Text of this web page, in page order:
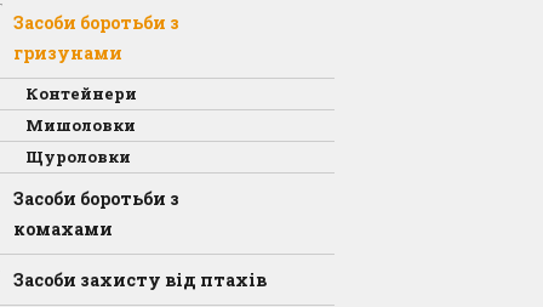
Дезінфекційні засоби
захисту
Засоби боротьби з
гризунами
Контейнери
Мишоловки
Щуроловки
Засоби боротьби з
комахами
Засоби захисту від птахів